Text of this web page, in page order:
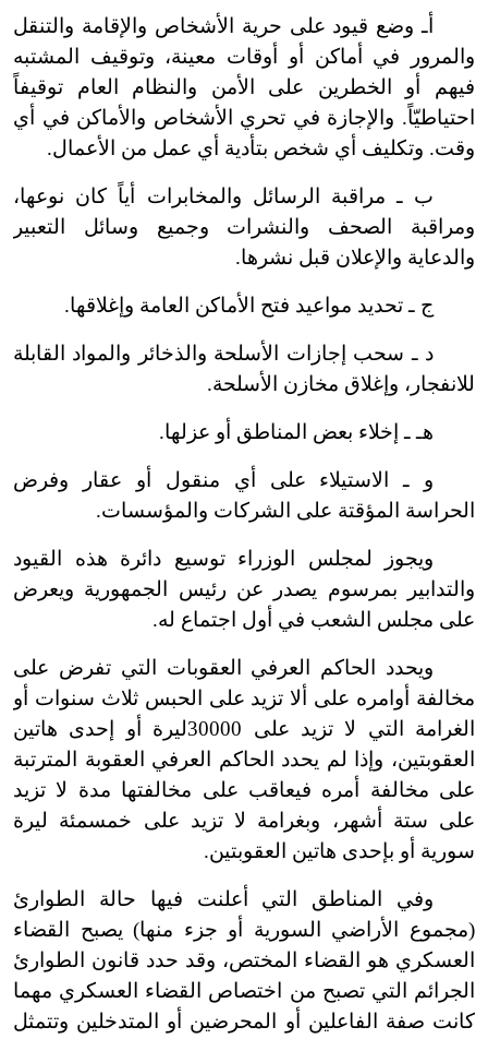
أـ وضع قيود على حرية الأشخاص والإقامة والتنقل
والمرور في أماكن أو أوقات معينة، وتوقيف المشتبه
فيهم أو الخطرين على الأمن والنظام العام توقيفاً
احتياطيّاً. والإجازة في تحري الأشخاص والأماكن في أي
وقت. وتكليف أي شخص بتأدية أي عمل من الأعمال.
ب ـ مراقبة الرسائل والمخابرات أياً كان نوعها،
ومراقبة الصحف والنشرات وجميع وسائل التعبير
والدعاية والإعلان قبل نشرها.
ج ـ تحديد مواعيد فتح الأماكن العامة وإغلاقها.
د ـ سحب إجازات الأسلحة والذخائر والمواد القابلة
للانفجار، وإغلاق مخازن الأسلحة.
هـ ـ إخلاء بعض المناطق أو عزلها.
و ـ الاستيلاء على أي منقول أو عقار وفرض
الحراسة المؤقتة على الشركات والمؤسسات.
ويجوز لمجلس الوزراء توسيع دائرة هذه القيود
والتدابير بمرسوم يصدر عن رئيس الجمهورية ويعرض
على مجلس الشعب في أول اجتماع له.
ويحدد الحاكم العرفي العقوبات التي تفرض على
مخالفة أوامره على ألا تزيد على الحبس ثلاث سنوات أو
الغرامة التي لا تزيد على 30000ليرة أو إحدى هاتين
العقوبتين، وإذا لم يحدد الحاكم العرفي العقوبة المترتبة
على مخالفة أمره فيعاقب على مخالفتها مدة لا تزيد
على ستة أشهر، وبغرامة لا تزيد على خمسمئة ليرة
سورية أو بإحدى هاتين العقوبتين.
وفي المناطق التي أعلنت فيها حالة الطوارئ
(مجموع الأراضي السورية أو جزء منها) يصبح القضاء
العسكري هو القضاء المختص، وقد حدد قانون الطوارئ
الجرائم التي تصبح من اختصاص القضاء العسكري مهما
كانت صفة الفاعلين أو المحرضين أو المتدخلين وتتمثل